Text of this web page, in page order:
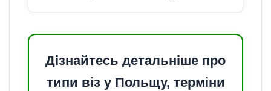
Дізнайтесь детальніше про
типи віз у Польщу, терміни